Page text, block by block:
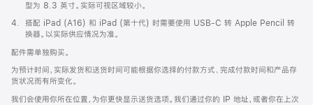
型为 8.3 英寸。实际可视区域较小。
脚
4.
搭配 iPad (A16) 和 iPad (第十代) 时需要使用 USB-C 转 Apple Pencil 转
换器。以实际供应情况为准。
配件需单独购买。
为预计时间，实际发货和送货时间可能根据你选择的付款方式、完成付款时间和产品存
货状况而有所变化。
我们会使用你所在位置，为你更快显示送货选项。我们通过你的 IP 地址，或者你在上次